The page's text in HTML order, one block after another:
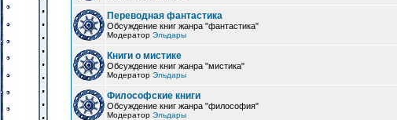
Переводная фантастика
Обсуждение книг жанра "фантастика"
Модератор Эльдары
Книги о мистике
Обсуждение книг жанра "мистика"
Модератор Эльдары
Философские книги
Обсуждение книг жанра "философия"
Модератор Эльдары